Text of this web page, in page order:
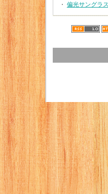
・ 偏光サングラ